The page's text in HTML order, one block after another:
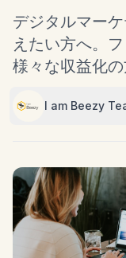
デジタルマー
えたい方へ。
様々な収益化の
I am Beezy